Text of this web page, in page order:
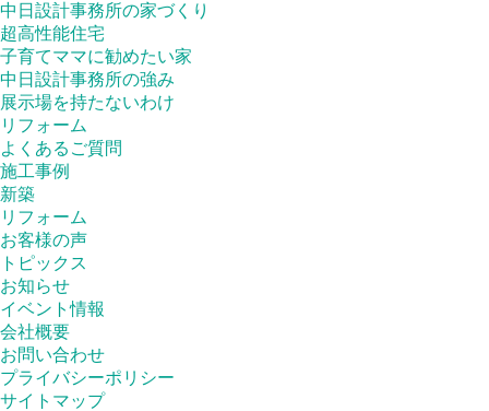
中日設計事務所の家づくり
超高性能住宅
子育てママに勧めたい家
中日設計事務所の強み
展示場を持たないわけ
リフォーム
よくあるご質問
施工事例
新築
リフォーム
お客様の声
トピックス
お知らせ
イベント情報
会社概要
お問い合わせ
プライバシーポリシー
サイトマップ